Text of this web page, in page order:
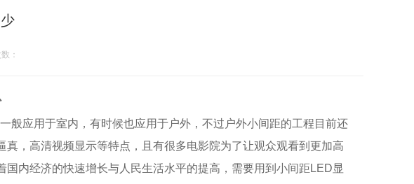
：
般应用于室内，有时候也应用于户外，不过户外小间距的工程目前还
，高清视频显示等特点，且有很多电影院为了让观众观看到更加高
内经济的快速增长与人民生活水平的提高，需要用到小间距LED显